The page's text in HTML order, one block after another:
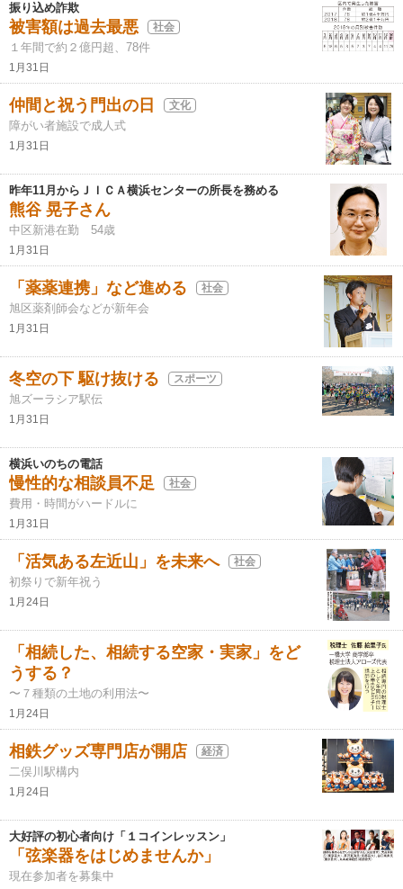
振り込め詐欺
被害額は過去最悪 社会
１年間で約２億円超、78件
1月31日
仲間と祝う門出の日 文化
障がい者施設で成人式
1月31日
昨年11月からＪＩＣＡ横浜センターの所長を務める
熊谷 晃子さん
中区新港在勤 54歳
1月31日
「薬薬連携」など進める 社会
旭区薬剤師会などが新年会
1月31日
冬空の下 駆け抜ける スポーツ
旭ズーラシア駅伝
1月31日
横浜いのちの電話
慢性的な相談員不足 社会
費用・時間がハードルに
1月31日
「活気ある左近山」を未来へ 社会
初祭りで新年祝う
1月24日
「相続した、相続する空家・実家」をど
うする？
〜７種類の土地の利用法〜
1月24日
相鉄グッズ専門店が開店 経済
二俣川駅構内
1月24日
大好評の初心者向け「１コインレッスン」
「弦楽器をはじめませんか」
現在参加者を募集中